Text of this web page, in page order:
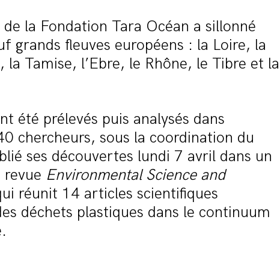
la Fondation Tara Océan a sillonné
grands fleuves européens : la Loire, la
la Tamise, l’Ebre, le Rhône, le Tibre et la
été prélevés puis analysés dans
chercheurs, sous la coordination du
ses découvertes lundi 7 avril dans un
revue Environmental Science and
réunit 14 articles scientifiques
déchets plastiques dans le continuum